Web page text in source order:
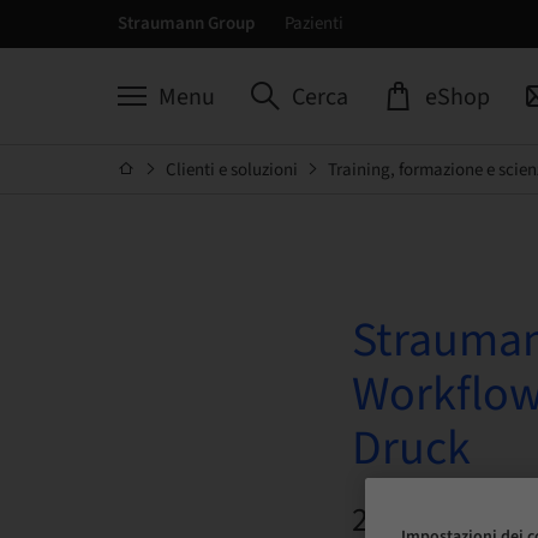
Straumann Group Pazienti
Menu Cerca eShop
Clienti e soluzioni Training, formazione e
Druck
22. ott 2026 |